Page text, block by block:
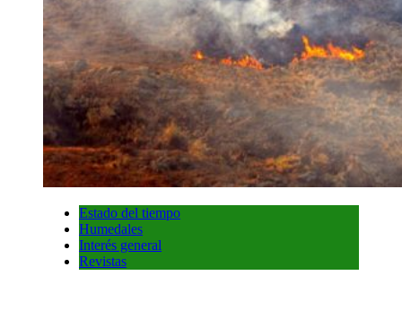
Estado del tiempo
Humedales
Interés general
Revistas